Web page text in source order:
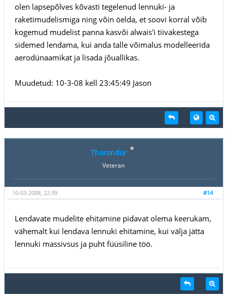
olen lapsepõlves kõvasti tegelenud lennuki- ja
raketimudelismiga ning võin öelda, et soovi korral võib
kogemud mudelist panna kasvõi alwais'i tiivakestega
sidemed lendama, kui anda talle võimalus modelleerida
aerodünaamikat ja lisada jõuallikas.
Muudetud: 10-3-08 kell 23:45:49 Jason
Thorondor
Veteran
#14
10-03-2008, 22:39
Lendavate mudelite ehitamine pidavat olema keerukam,
vähemalt kui lendava lennuki ehitamine, kui välja jätta
lennuki massivsus ja puht füüsiline töö.